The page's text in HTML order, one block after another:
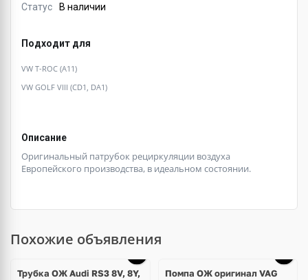
Статус
В наличии
Подходит для
VW T-ROC (A11)
VW GOLF VIII (CD1, DA1)
Описание
Оригинальный патрубок рециркуляции воздуха
Европейского производства, в идеальном состоянии.
Похожие объявления
Трубка ОЖ Audi RS3 8V, 8Y,
Помпа ОЖ оригинал VAG